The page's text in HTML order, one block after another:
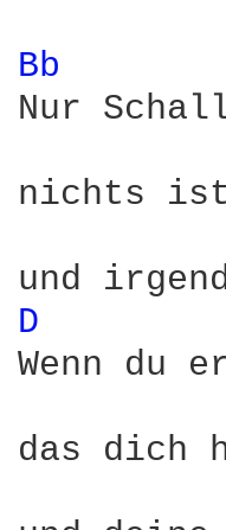
Bb
Nur
nichts ist
D
Wenn du
das dich